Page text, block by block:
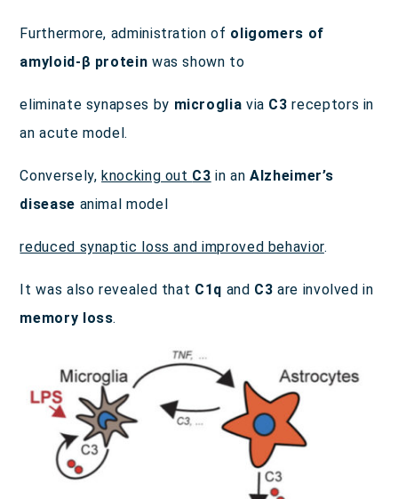
Furthermore, administration of oligomers of
amyloid-β protein was shown to
eliminate synapses by microglia via C3 receptors in
an acute model.
Conversely,knocking out C3 in anAlzheimer’s
disease animal model
reduced synaptic loss and improved behavior.
It was also revealed that C1q and C3 are involved in
memory loss.